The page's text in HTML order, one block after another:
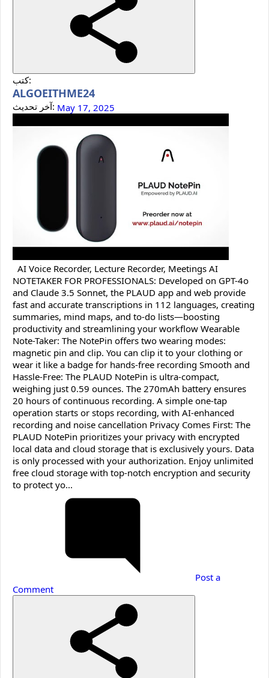
كتب:
ALGOEITHME24
آخر تحديث: May 17, 2025
AI Voice Recorder, Lecture Recorder, Meetings AI
NOTETAKER FOR PROFESSIONALS: Developed on GPT-4o
and Claude 3.5 Sonnet, the PLAUD app and web provide
fast and accurate transcriptions in 112 languages, creating
summaries, mind maps, and to-do lists—boosting
productivity and streamlining your workflow Wearable
Note-Taker: The NotePin offers two wearing modes:
magnetic pin and clip. You can clip it to your clothing or
wear it like a badge for hands-free recording Smooth and
Hassle-Free: The PLAUD NotePin is ultra-compact,
weighing just 0.59 ounces. The 270mAh battery ensures
20 hours of continuous recording. A simple one-tap
operation starts or stops recording, with AI-enhanced
recording and noise cancellation Privacy Comes First: The
PLAUD NotePin prioritizes your privacy with encrypted
local data and cloud storage that is exclusively yours. Data
is only processed with your authorization. Enjoy unlimited
free cloud storage with top-notch encryption and security
to protect yo...
Post a
Comment